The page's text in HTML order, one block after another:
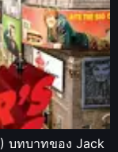
บทบาทของ Jack